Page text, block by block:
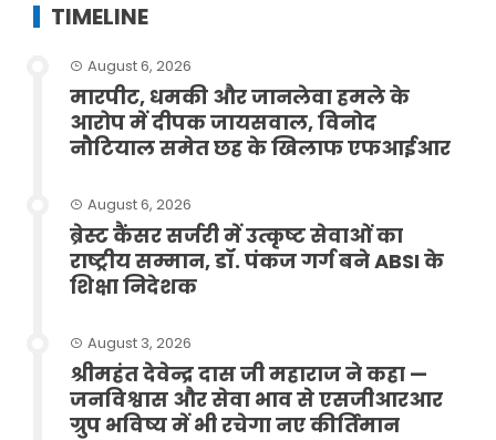
TIMELINE
August 6, 2026
मारपीट, धमकी और जानलेवा हमले के
आरोप में दीपक जायसवाल, विनोद
नौटियाल समेत छह के खिलाफ एफआईआर
August 6, 2026
ब्रेस्ट कैंसर सर्जरी में उत्कृष्ट सेवाओं का
राष्ट्रीय सम्मान, डॉ. पंकज गर्ग बने ABSI के
शिक्षा निदेशक
August 3, 2026
श्रीमहंत देवेन्द्र दास जी महाराज ने कहा —
जनविश्वास और सेवा भाव से एसजीआरआर
ग्रुप भविष्य में भी रचेगा नए कीर्तिमान